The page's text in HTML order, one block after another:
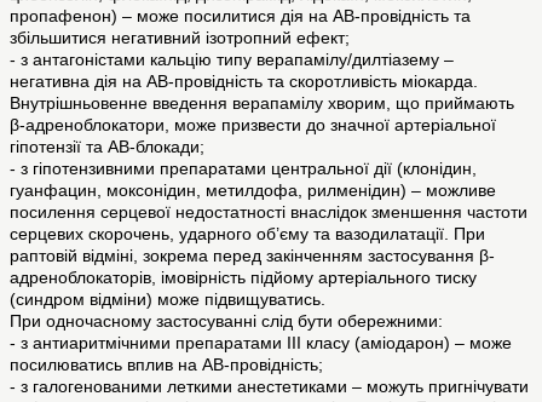
пропафенон) – може посилитися дія на АВ-провідність та
збільшитися негативний ізотропний ефект;
- з антагоністами кальцію типу верапамілу/дилтіазему –
негативна дія на АВ-провідність та скоротливість міокарда.
Внутрішньовенне введення верапамілу хворим, що приймають
β-адреноблокатори, може призвести до значної артеріальної
гіпотензії та АВ-блокади;
- з гіпотензивними препаратами центральної дії (клонідин,
гуанфацин, моксонідин, метилдофа, рилменідин) – можливе
посилення серцевої недостатності внаслідок зменшення частоти
серцевих скорочень, ударного об’єму та вазодилатації. При
раптовій відміні, зокрема перед закінченням застосування β-
адреноблокаторів, імовірність підйому артеріального тиску
(синдром відміни) може підвищуватись.
При одночасному застосуванні слід бути обережними:
- з антиаритмічними препаратами ІІI класу (аміодарон) – може
посилюватись вплив на АВ-провідність;
- з галогенованими леткими анестетиками – можуть пригнічувати